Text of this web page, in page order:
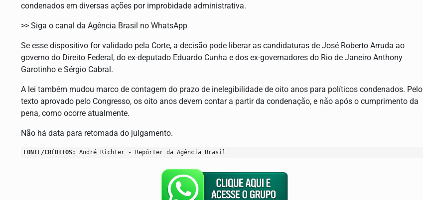
condenados em diversas ações por improbidade administrativa.
>> Siga o canal da Agência Brasil no WhatsApp
Se esse dispositivo for validado pela Corte, a decisão pode liberar as candidaturas de José Roberto Arruda ao
governo do Direito Federal, do ex-deputado Eduardo Cunha e dos ex-governadores do Rio de Janeiro Anthony
Garotinho e Sérgio Cabral.
A lei também mudou marco de contagem do prazo de inelegibilidade de oito anos para políticos condenados. Pelo
texto aprovado pelo Congresso, os oito anos devem contar a partir da condenação, e não após o cumprimento da
pena, como ocorre atualmente.
Não há data para retomada do julgamento.
FONTE/CRÉDITOS: André Richter - Repórter da Agência Brasil